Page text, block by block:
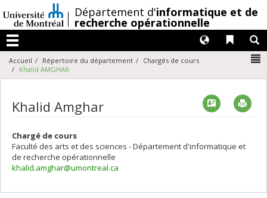
au
contenu
/Département d'informatique et de
recherche opérationnelle
Menu
Liens
Langues
Accueil Répertoire du département
Chargés de cours
Khalid AMGHAR
Khalid Amghar Vcard
Chargé de cours
Faculté des arts et des sciences - Département d'informatique et
de recherche opérationnelle
khalid.amghar@umontreal.ca